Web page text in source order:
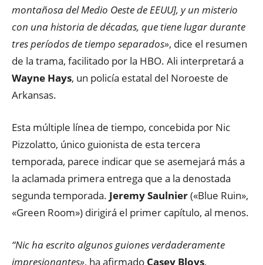
montañosa del Medio Oeste de EEUU], y un misterio
con una historia de décadas, que tiene lugar durante
tres períodos de tiempo separados», dice el resumen
de la trama, facilitado por la HBO. Ali interpretará a
Wayne Hays, un policía estatal del Noroeste de
Arkansas.
Esta múltiple línea de tiempo, concebida por Nic
Pizzolatto, único guionista de esta tercera
temporada, parece indicar que se asemejará más a
la aclamada primera entrega que a la denostada
segunda temporada. Jeremy Saulnier(«Blue Ruin»,
«Green Room») dirigirá el primer capítulo, al menos.
“Nic ha escrito algunos guiones verdaderamente
impresionantes», ha afirmado Casey Bloys,